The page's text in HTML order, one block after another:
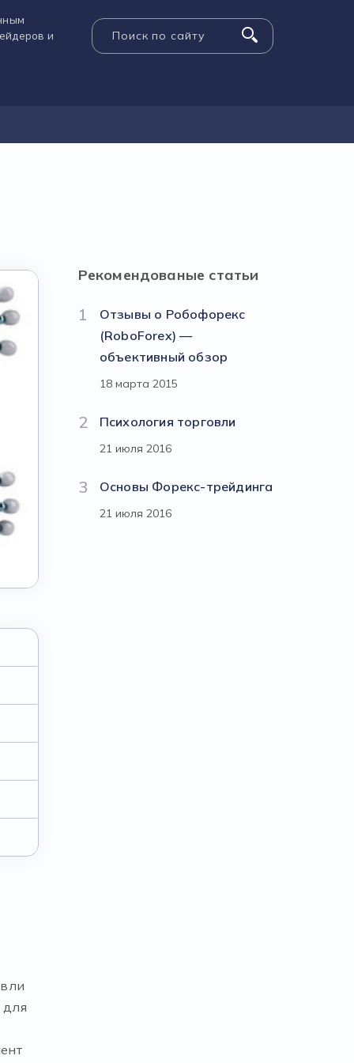
и
для
Рекомендованые статьи
1
Отзывы о Робофорекс
(RoboForex) —
объективный обзор
18 марта 2015
2 Психология торговли
21 июля 2016
3 Основы Форекс-трейдинга
21 июля 2016